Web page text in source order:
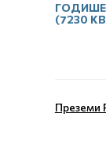
(7230
Преземи